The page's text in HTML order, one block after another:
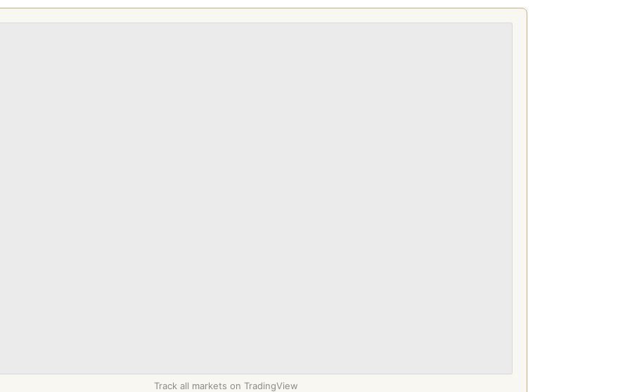
Track all markets on TradingView